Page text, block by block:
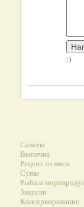
:)
Салаты
Выпечка
Рецепт из мяса
Супы
Рыба и
Закуски
Консервирование